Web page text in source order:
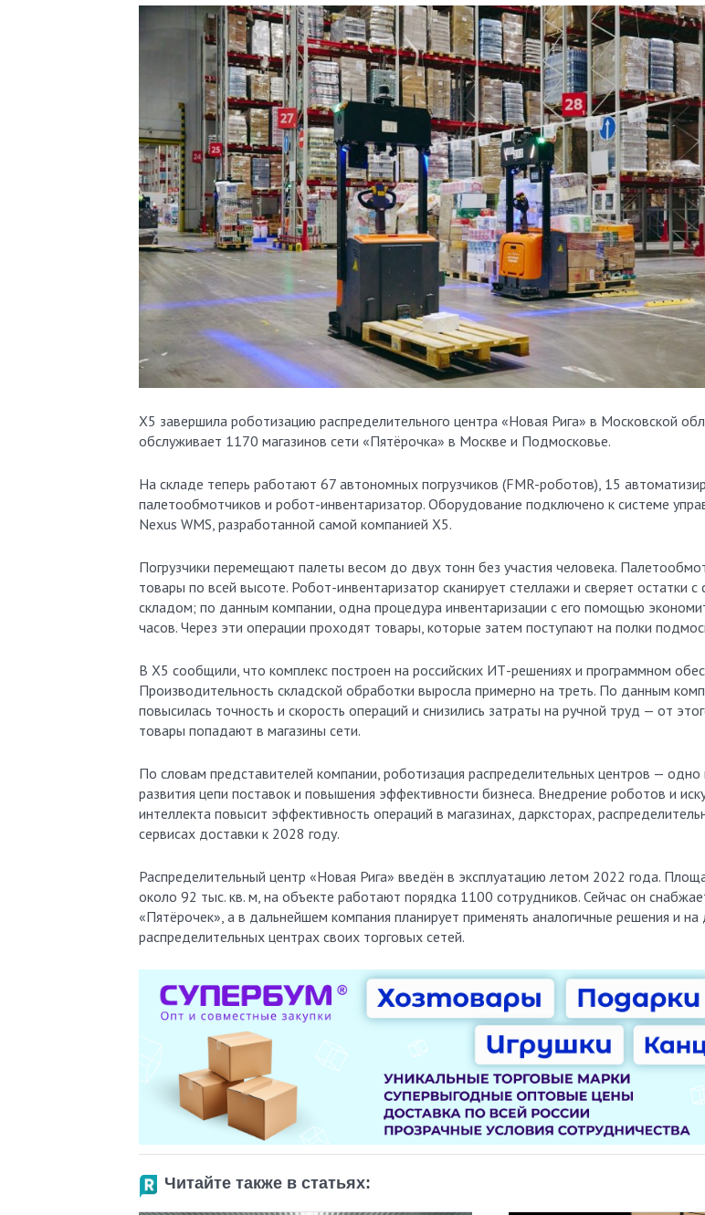
X5 завершила роботизацию распределительного центра «Новая Рига» в Московской
обслуживает 1170 магазинов сети «Пятёрочка» в Москве и Подмосковье.
На складе теперь работают 67 автономных погрузчиков (FMR-роботов), 15
палетообмотчиков и робот-инвентаризатор. Оборудование подключено к системе
Nexus WMS, разработанной самой компанией Х5.
Погрузчики перемещают палеты весом до двух тонн без участия человека.
товары по всей высоте. Робот-инвентаризатор сканирует стеллажи и сверяет остатки с
складом; по данным компании, одна процедура инвентаризации с его помощью
часов. Через эти операции проходят товары, которые затем поступают на полки
В X5 сообщили, что комплекс построен на российских ИТ-решениях и программном
Производительность складской обработки выросла примерно на треть. По данным
повысилась точность и скорость операций и снизились затраты на ручной труд — от
товары попадают в магазины сети.
По словам представителей компании, роботизация распределительных центров — одно
развития цепи поставок и повышения эффективности бизнеса. Внедрение роботов и
интеллекта повысит эффективность операций в магазинах, дарксторах,
сервисах доставки к 2028 году.
Распределительный центр «Новая Рига» введён в эксплуатацию летом 2022 года.
около 92 тыс. кв. м, на объекте работают порядка 1100 сотрудников. Сейчас он
«Пятёрочек», а в дальнейшем компания планирует применять аналогичные решения и на
распределительных центрах своих торговых сетей.
Читайте также в статьях: